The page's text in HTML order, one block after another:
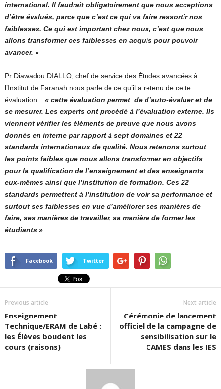
international. Il faudrait obligatoirement que nous acceptions
d’être évalués, parce que c’est ce qui va faire ressortir nos
faiblesses. Ce qui est important chez nous, c’est que nous
allons transformer ces faiblesses en acquis pour pouvoir
avancer. »
Pr Diawadou DIALLO, chef de service des Études avancées à
l’Institut de Faranah nous parle de ce qu’il a retenu de cette
évaluation : « cette évaluation permet de d’auto-évaluer et de
se mesurer. Les experts ont procédé à l’évaluation externe. Ils
viennent vérifier les éléments de preuve que nous avons
donnés en interne par rapport à sept domaines et 22
standards internationaux de qualité. Nous retenons surtout
les points faibles que nous allons transformer en objectifs
pour la qualification de l’enseignement et des enseignants
eux-mêmes ainsi que l’institution de formation. Ces 22
standards permettent à l’institution de voir sa performance et
surtout ses faiblesses en vue d’améliorer ses manières de
faire, ses manières de travailler, sa manière de former les
étudiants »
Facebook Twitter
Previous article
Enseignement
Technique/ERAM de Labé :
les Élèves boudent les
cours (raisons)
Next article
Cérémonie de lancement
officiel de la campagne de
sensibilisation sur le
CAMES dans les IES